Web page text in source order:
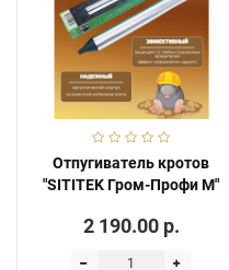
Отпугиватель кротов
"SITITEK Гром-Профи М"
2 190.00 р.